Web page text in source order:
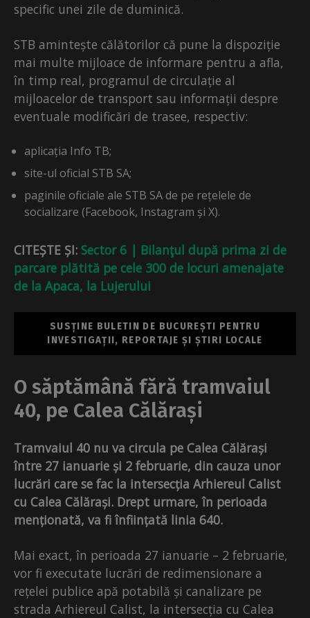
specific unei zile de duminică.
STB amintește călătorilor că pune la dispoziție
mai multe mijloace de informare pentru a afla,
în timp real, programul de circulație al
mijloacelor de transport sau informații despre
eventuale modificări de trasee, respectiv:
aplicația Info TB;
site-ul oficial STB SA;
paginile oficiale ale STB SA de pe rețelele de
socializare (Facebook, Instagram și X).
CITEȘTE ȘI: Sector 6 | Bilanţul după prima zi de
parcare plătită pe cele 300 de locuri amenajate
de la Apaca, la Lujerului
SUSȚINE BULETIN DE BUCUREȘTI PENTRU
INVESTIGAȚII, REPORTAJE ȘI ȘTIRI LOCALE
O săptămână fără tramvaiul
40, pe Calea Călărași
Tramvaiul 40 nu va circula pe Calea Călărași
între 27 ianuarie și 2 februarie, din cauza unor
lucrări care se fac la intersecția Arhiereul Calist
cu Calea Călărași. Drept urmare, în perioada
menționată, va fi înființată linia 640.
Mai exact, în perioada 27 ianuarie – 2 februarie,
vor fi executate lucrări de redimensionare a
rețelei publice apă potabilă și canalizare pe
strada Arhiereul Calist, la intersecția cu Calea